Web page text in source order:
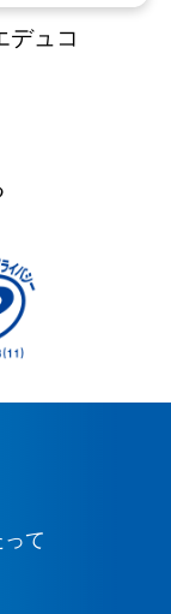
デュコ
て